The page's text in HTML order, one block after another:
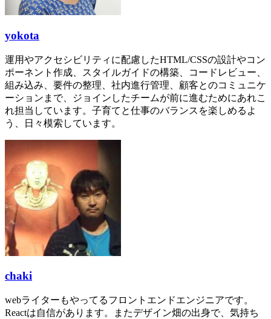
yokota
運用やアクセシビリティに配慮したHTML/CSSの設計やコン
ポーネント作成、スタイルガイドの構築、コードレビュー、
組み込み、要件の整理、社内進行管理、顧客とのコミュニケ
ーションまで、ジョインしたチームが前に進むためにあれこ
れ担当しています。子育てと仕事のバランスを楽しめるよ
う、日々模索しています。
chaki
webライターもやってるフロントエンドエンジニアです。
Reactは自信があります。またデザイン畑の出身で、気持ち